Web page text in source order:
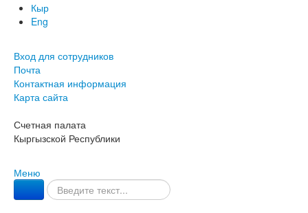
Кыр
Eng
Вход для сотрудников
Почта
Контактная информация
Карта сайта
Счетная палата
Кыргызской Республики
Меню